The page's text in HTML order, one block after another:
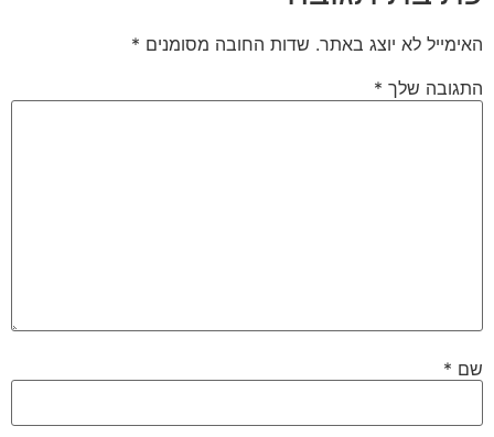
האימייל לא יוצג באתר. שדות החובה מסומנים *
התגובה שלך *
שם *